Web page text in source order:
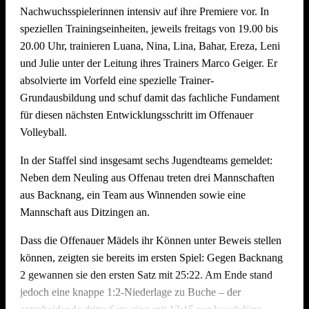
Saisonfinale mit Heimspiel-Woche in
Offenau
Während sich derTSV Ilshofen an diesem Wochenende
vorzeitig zum Meister krönen konnte, hat die TGO1
denzweiten Tabellenplatzzurückerobert. Mit nun vier und
fünf Punkten Vorsprung auf die beiden Verfolger ist die TGO
damit in der besten Ausgangslage.
Der letzte Spieltag verspricht aber nochmal pure Spannung:
Am21. Märzab 13:30 Uhr empfängt die TGO in eigener
Halle sowohl den frischgebackenen Meister aus Ilshofen als
auch den direkten Verfolger Lehrensteinsfeld im Kampf um
Doch auch bei den anderen Mannschaften ist noch einiges
drin:
TGO2: Tritt am21. Märzfast zeitgleich auswärts in
Nachwuchsspielerinnen intensiv auf ihre Premiere vor. In
speziellen Trainingseinheiten, jeweils freitags von 19.00 bis
20.00 Uhr, trainieren Luana, Nina, Lina, Bahar, Ereza, Leni
und Julie unter der Leitung ihres Trainers Marco Geiger. Er
absolvierte im Vorfeld eine spezielle Trainer-
Grundausbildung und schuf damit das fachliche Fundament
für diesen nächsten Entwicklungsschritt im Offenauer
Volleyball.
In der Staffel sind insgesamt sechs Jugendteams gemeldet:
Neben dem Neuling aus Offenau treten drei Mannschaften
aus Backnang, ein Team aus Winnenden sowie eine
Mannschaft aus Ditzingen an.
Dass die Offenauer Mädels ihr Können unter Beweis stellen
können, zeigten sie bereits im ersten Spiel: Gegen Backnang
2 gewannen sie den ersten Satz mit 25:22. Am Ende stand
jedoch eine knappe 1:2-Niederlage zu Buche – der